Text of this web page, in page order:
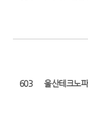
603 울산테크노